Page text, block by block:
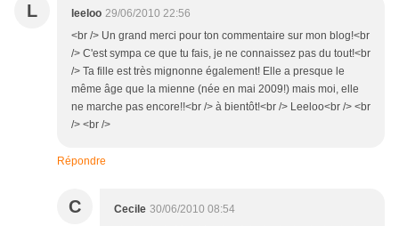
L leeloo 29/06/2010 22:56
<br /> Un grand merci pour ton commentaire sur mon blog!<br
/> C'est sympa ce que tu fais, je ne connaissez pas du tout!<br
/> Ta fille est très mignonne également! Elle a presque le
même âge que la mienne (née en mai 2009!) mais moi, elle
ne marche pas encore!!<br /> à bientôt!<br /> Leeloo<br /> <br
/> <br />
Répondre
C Cecile 30/06/2010 08:54